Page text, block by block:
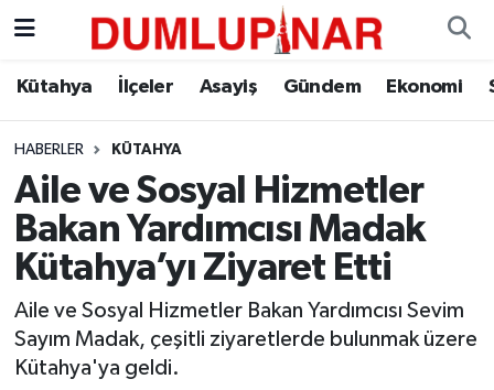
Kütahya İlçeler Asayiş Gündem Ekonomi
HABERLER KÜTAHYA
Aile ve Sosyal Hizmetler
Bakan Yardımcısı Madak
Kütahya’yı Ziyaret Etti
Aile ve Sosyal Hizmetler Bakan Yardımcısı Sevim
Sayım Madak, çeşitli ziyaretlerde bulunmak üzere
Kütahya'ya geldi.
Asayiş
Diğer
Dünya
Eğitim
Ekonomi
Eleman
Kütahya Hava Durumu
Kütahya Trafik Yoğunluk Haritası
Süper Lig Puan Durumu ve Fikstür
Tüm Manşetler
Son Dakika Haberleri
Haber Arşivi